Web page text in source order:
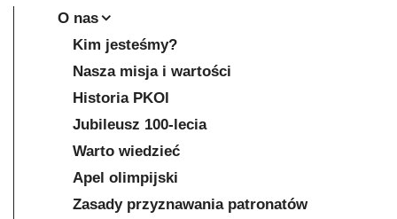
O nas
Kim jesteśmy?
Nasza misja i wartości
Historia PKOl
Jubileusz 100-lecia
Warto wiedzieć
Apel olimpijski
Zasady przyznawania patronatów